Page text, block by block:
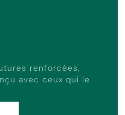
renforcées,
avec ceux qui le